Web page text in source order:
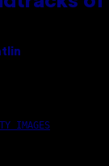
IMAGES